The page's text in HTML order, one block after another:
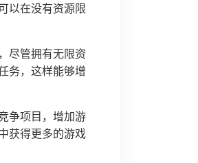
以在没有资源限
尽管拥有无限资
务，这样能够增
争项目，增加游
获得更多的游戏